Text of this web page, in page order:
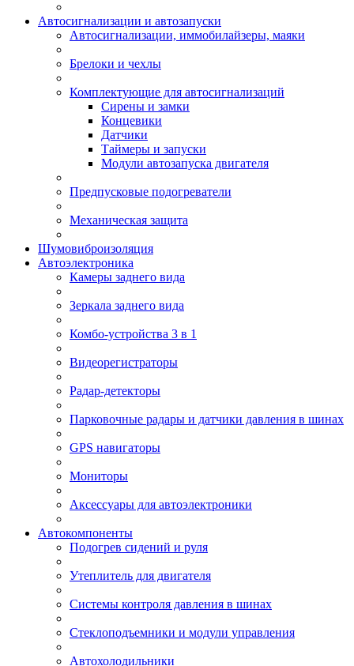
Автосигнализации и автозапуски
Автосигнализации, иммобилайзеры, маяки
Брелоки и чехлы
Комплектующие для автосигнализаций
Сирены и замки
Концевики
Датчики
Таймеры и запуски
Модули автозапуска двигателя
Предпусковые подогреватели
Механическая защита
Шумовиброизоляция
Автоэлектроника
Камеры заднего вида
Зеркала заднего вида
Комбо-устройства 3 в 1
Видеорегистраторы
Радар-детекторы
Парковочные радары и датчики давления в шинах
GPS навигаторы
Мониторы
Аксессуары для автоэлектроники
Автокомпоненты
Подогрев сидений и руля
Утеплитель для двигателя
Системы контроля давления в шинах
Стеклоподъемники и модули управления
Автохолодильники